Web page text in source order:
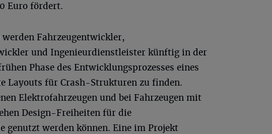
Euro fördert.
Fahrzeugentwickler,
und Ingenieurdienstleister künftig in der
Phase des Entwicklungsprozesses eines
Layouts für Crash-Strukturen zu finden.
Elektrofahrzeugen und bei Fahrzeugen mit
Design-Freiheiten für die
genutzt werden können. Eine im Projekt